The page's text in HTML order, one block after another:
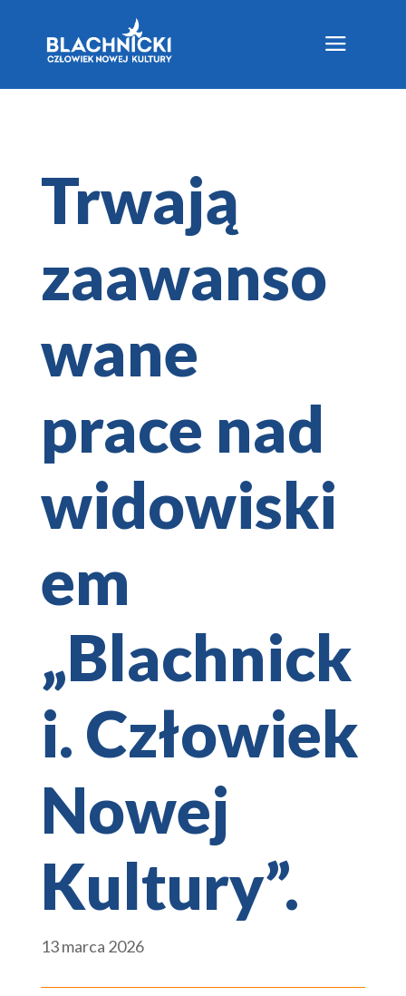
a
Trwają
zaawanso
wane
prace nad
widowiski
em
„Blachnick
i. Człowiek
Nowej
Kultury”.
13 marca 2026